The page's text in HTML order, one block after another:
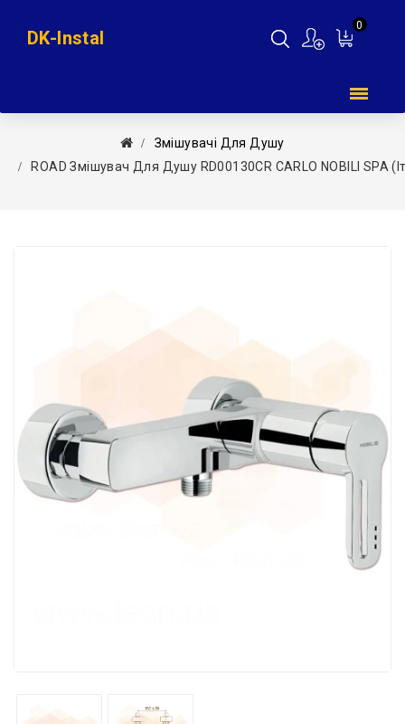
0
DK-Instal
Змішувачі Для Душу
ROAD Змішувач Для Душу RD00130CR CARLO NOBILI SPA